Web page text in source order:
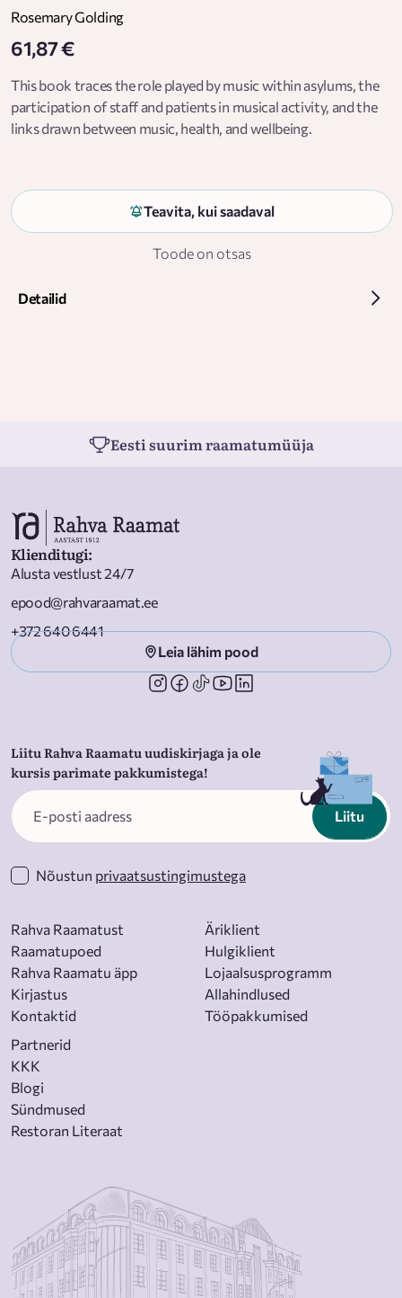
Rosemary Golding
61,87 €
This book traces the role played by music within asylums, the
participation of staff and patients in musical activity, and the
links drawn between music, health, and wellbeing.
Teavita, kui saadaval
Toode on otsas
Detailid
Eesti suurim raamatumüüja
Klienditugi:
Alusta vestlust 24/7
epood@rahvaraamat.ee
+372 640 6441
Leia lähim pood
Liitu Rahva Raamatu uudiskirjaga ja ole
kursis parimate pakkumistega!
Liitu
Nõustun privaatsustingimustega
Rahva Raamatust
Raamatupoed
Rahva Raamatu äpp
Kirjastus
Kontaktid
Äriklient
Hulgiklient
Lojaalsusprogramm
Allahindlused
Tööpakkumised
Partnerid
KKK
Blogi
Sündmused
Restoran Literaat